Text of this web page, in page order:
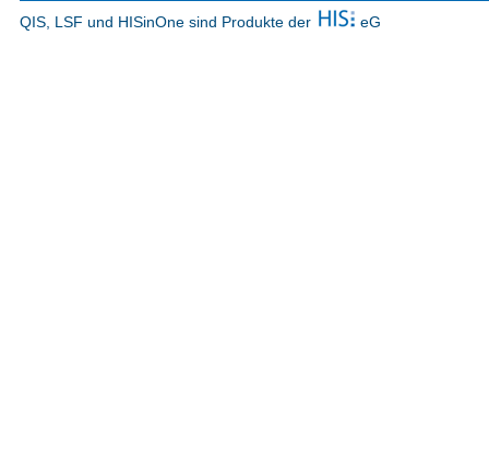
QIS, LSF und HISinOne sind Produkte der eG